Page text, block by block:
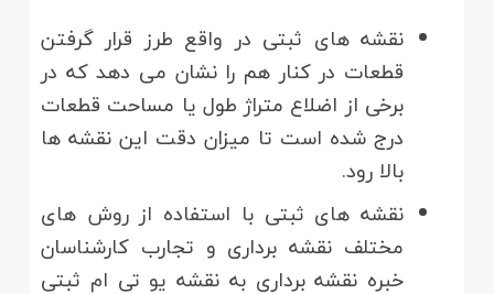
نقشه های ثبتی در واقع طرز قرار گرفتن
قطعات در کنار هم را نشان می دهد که در
برخی از اضلاع متراژ طول یا مساحت قطعات
درج شده است تا میزان دقت این نقشه ها
بالا رود.
نقشه های ثبتی با استفاده از روش های
مختلف نقشه برداری و تجارب کارشناسان
خبره نقشه برداری به نقشه یو تی ام ثبتی